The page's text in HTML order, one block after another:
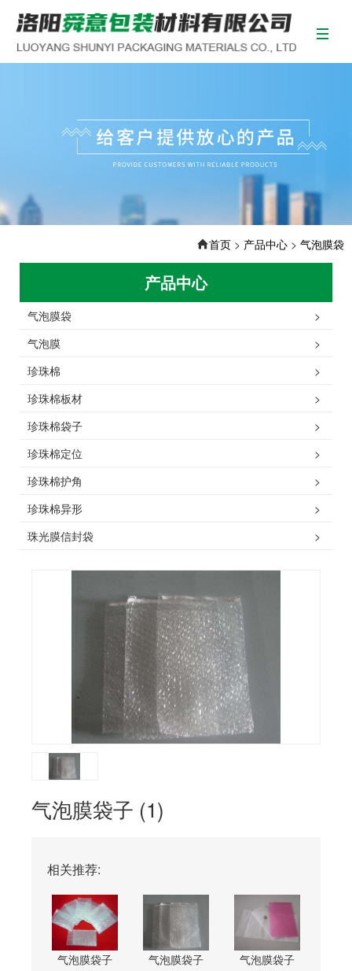
首页 > 产品中心 > 气泡膜袋
产品中心
>
气泡膜袋
>
气泡膜
>
珍珠棉
>
珍珠棉板材
>
珍珠棉袋子
>
珍珠棉定位
>
珍珠棉护角
>
珍珠棉异形
>
珠光膜信封袋
气泡膜袋子 (1)
相关推荐:
气泡膜袋子
气泡膜袋子
气泡膜袋子